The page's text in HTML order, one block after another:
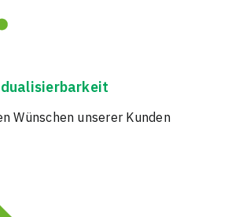
Wünschen unserer Kunden